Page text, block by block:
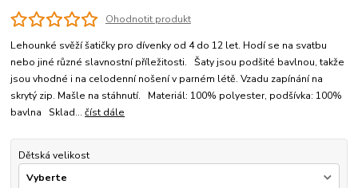
Ohodnotit produkt
Lehounké svěží šatičky pro dívenky od 4 do 12 let. Hodí se na svatbu
nebo jiné různé slavnostní příležitosti. Šaty jsou podšité bavlnou, takže
jsou vhodné i na celodenní nošení v parném létě. Vzadu zapínání na
skrytý zip. Mašle na stáhnutí. Materiál: 100% polyester, podšívka: 100%
bavlna Sklad...číst dále
Dětská velikost